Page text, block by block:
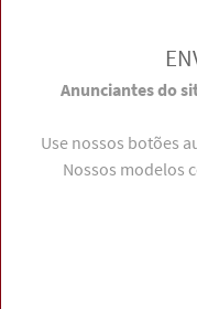
Anunciantes do
Use nossos botões
Nossos modelos